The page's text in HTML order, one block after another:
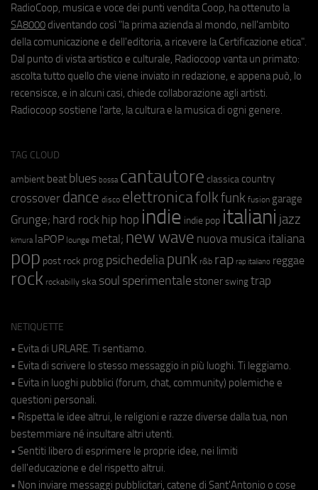
RadioCoop, musica e voce dei punti vendita Coop, ha ottenuto la
SA8000 diventando così "la prima azienda al mondo, nell'ambito
della comunicazione e dell'editoria, a ricevere la Certificazione etica".
Dal punto di vista artistico e culturale, Radiocoop vanta un primato:
ascolta tutto quello che viene inviato in redazione, e appena può, lo
recensisce, e in alcuni casi, chiede collaborazione agli artisti.
Radiocoop sostiene l'arte, la cultura e la musica di ogni genere.
TAG CLOUD
ambient beat blues bossa cantautore classica country
crossover dance disco elettronicafolkfunk fusion garage
Grunge; hard rock hip hop indie indie pop italiani jazz
kimura laPOP lounge metal; new wave nuova musica italiana
pop post rock prog psichedeliapunk r&b rap rap italiano reggae
rock rockabilly ska soul sperimentale stoner swing trap
NETIQUETTE
• Evita di URLARE. Ti sentiamo.
• Evita di scrivere lo stesso messaggio in più luoghi. Ti leggiamo.
• Evita in luoghi pubblici (forum, chat, community) polemiche e
questioni personali.
• Rispetta le idee altrui, le religioni e razze diverse dalla tua, non
bestemmiare né insultare altri utenti.
• Sentiti libero di esprimere le proprie idee, nei limiti
dell'educazione e del rispetto altrui.
• Non inviare messaggi pubblicitari, catene di Sant'Antonio o cose